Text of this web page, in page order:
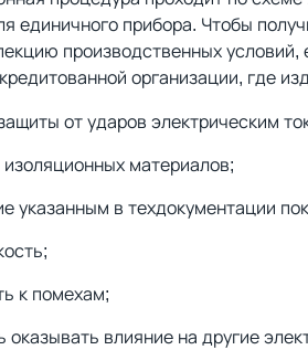
единичного прибора. Чтобы
производственных
организации, где
от ударов электрическим
материалов;
указанным в техдокументации
к помехам;
оказывать влияние на другие